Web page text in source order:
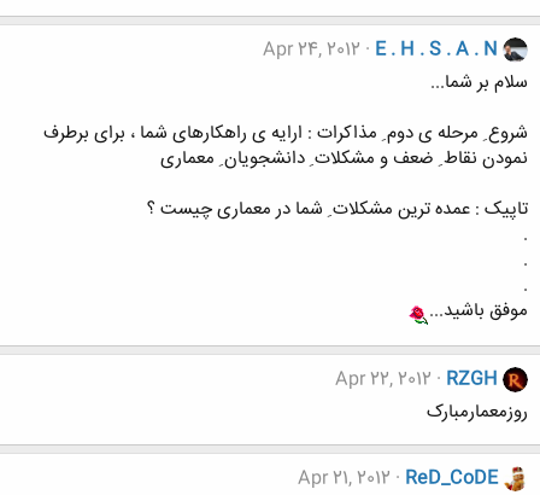
E . H . S . A . N
Apr 24, 2012
سلام بر شما...
شروع ِ مرحله ی دوم ِ مذاکرات : ارایه ی راهکارهای شما ، برای برطرف
نمودن نقاط ِ ضعف و مشکلات ِ دانشجویان ِ معماری
تاپیک : عمده ترین مشکلات ِ شما در معماری چیست ؟
.
.
.
موفق باشید...
RZGH
Apr 22, 2012
روزمعمارمبارک
ReD_CoDE
Apr 21, 2012